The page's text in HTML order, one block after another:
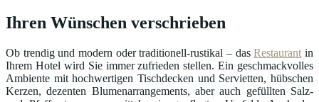
Ihren Wünschen verschrieben
Ob trendig und modern oder traditionell-rustikal – dasRestaurant in
Ihrem Hotel wird Sie immer zufrieden stellen. Ein geschmackvolles
Ambiente mit hochwertigen Tischdecken und Servietten, hübschen
Kerzen, dezenten Blumenarrangements, aber auch gefüllten Salz-